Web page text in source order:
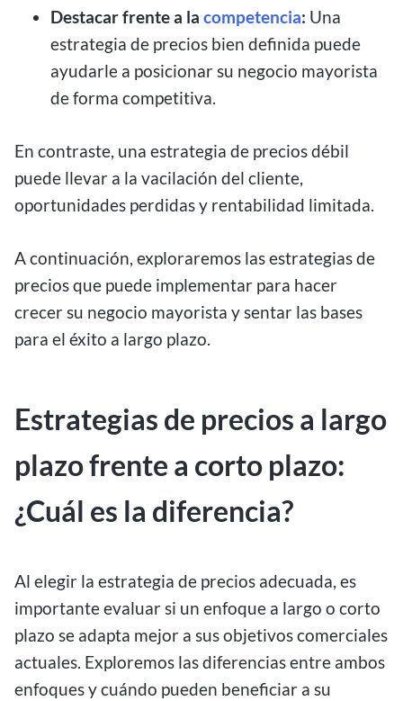
Destacar frente a la competencia: Una
estrategia de precios bien definida puede
ayudarle a posicionar su negocio mayorista
de forma competitiva.
En contraste, una estrategia de precios débil
puede llevar a la vacilación del cliente,
oportunidades perdidas y rentabilidad limitada.
A continuación, exploraremos las estrategias de
precios que puede implementar para hacer
crecer su negocio mayorista y sentar las bases
para el éxito a largo plazo.
Estrategias de precios a largo
plazo frente a corto plazo:
¿Cuál es la diferencia?
Al elegir la estrategia de precios adecuada, es
importante evaluar si un enfoque a largo o corto
plazo se adapta mejor a sus objetivos comerciales
actuales. Exploremos las diferencias entre ambos
enfoques y cuándo pueden beneficiar a su